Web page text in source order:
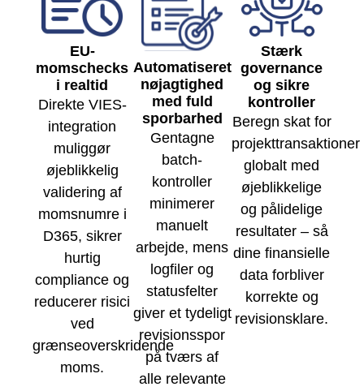
EU-
momschecks
i realtid
Direkte VIES-
integration
muliggør
øjeblikkelig
validering af
momsnumre i
D365, sikrer
hurtig
compliance og
reducerer risici
ved
grænseoverskridende
moms.
Automatiseret
nøjagtighed
med fuld
sporbarhed
Gentagne
batch-
kontroller
minimerer
manuelt
arbejde, mens
logfiler og
statusfelter
giver et tydeligt
revisionsspor
på tværs af
alle relevante
Stærk
governance
og sikre
kontroller
Beregn skat for
projekttransaktioner
globalt med
øjeblikkelige
og pålidelige
resultater – så
dine finansielle
data forbliver
korrekte og
revisionsklare.